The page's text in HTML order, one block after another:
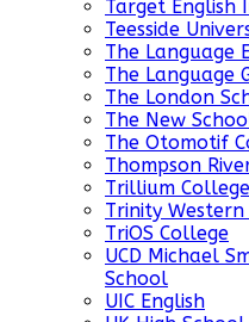
Target
Teesside
The Language
The Language
The London
The New
The Otomotif
Thompson
Trillium College
Trinity Western
TriOS College
UCD Michael
School
UIC English